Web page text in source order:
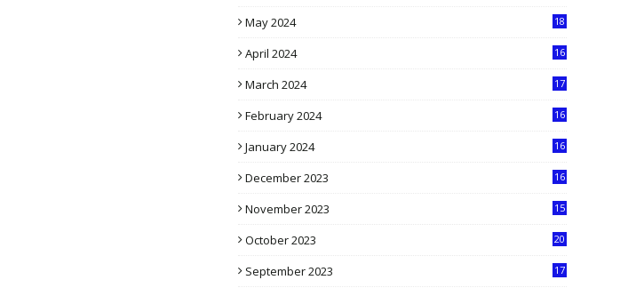
May 2024
18
April 2024
16
March 2024
17
February 2024
16
January 2024
16
December 2023
16
November 2023
15
October 2023
20
September 2023
17